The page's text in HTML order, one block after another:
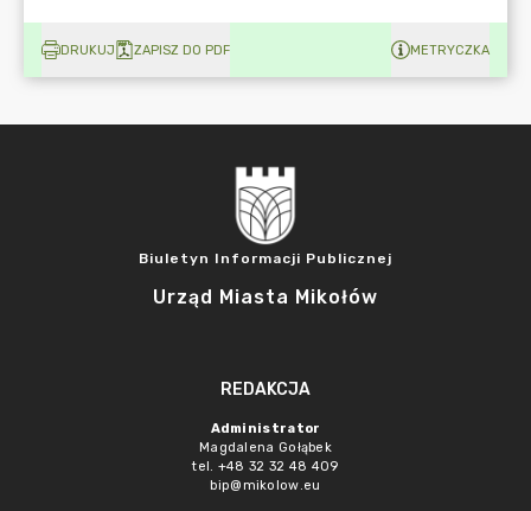
DRUKUJ ZAPISZ DO PDF METRYCZKA
Biuletyn Informacji Publicznej
Urząd Miasta Mikołów
REDAKCJA
Administrator
Magdalena Gołąbek
tel. +48 32 32 48 409
bip@mikolow.eu